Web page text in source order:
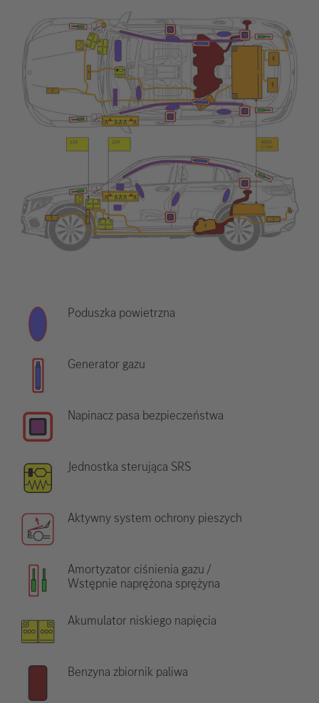
Poduszka powietrzna
Generator gazu
Napinacz pasa bezpieczeństwa
Jednostka sterująca SRS
Aktywny system ochrony pieszych
Amortyzator ciśnienia gazu /
Wstępnie naprężona sprężyna
Akumulator niskiego napięcia
Benzyna zbiornik paliwa